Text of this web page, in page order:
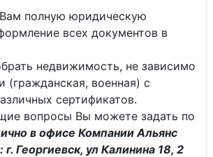
полную юридическую
всех документов в
недвижимость, не зависимо
(гражданская, военная) с
сертификатов.
вопросы Вы можете задать по
в офисе Компании Альянс
Георгиевск, ул Калинина 18, 2